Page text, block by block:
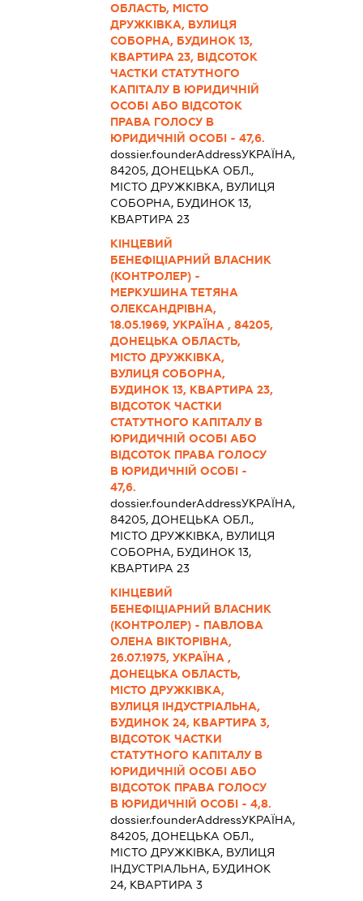
ОБЛАСТЬ, МІСТО
ДРУЖКІВКА, ВУЛИЦЯ
СОБОРНА, БУДИНОК 13,
КВАРТИРА 23, ВІДСОТОК
ЧАСТКИ СТАТУТНОГО
КАПІТАЛУ В ЮРИДИЧНІЙ
ОСОБІ АБО ВІДСОТОК
ПРАВА ГОЛОСУ В
ЮРИДИЧНІЙ ОСОБІ - 47,6.
dossier.founderAddressУКРАЇНА,
84205, ДОНЕЦЬКА ОБЛ.,
МІСТО ДРУЖКІВКА, ВУЛИЦЯ
СОБОРНА, БУДИНОК 13,
КВАРТИРА 23
КІНЦЕВИЙ
БЕНЕФІЦІАРНИЙ ВЛАСНИК
(КОНТРОЛЕР) -
МЕРКУШИНА ТЕТЯНА
ОЛЕКСАНДРІВНА,
18.05.1969, УКРАЇНА , 84205,
ДОНЕЦЬКА ОБЛАСТЬ,
МІСТО ДРУЖКІВКА,
ВУЛИЦЯ СОБОРНА,
БУДИНОК 13, КВАРТИРА 23,
ВІДСОТОК ЧАСТКИ
СТАТУТНОГО КАПІТАЛУ В
ЮРИДИЧНІЙ ОСОБІ АБО
ВІДСОТОК ПРАВА ГОЛОСУ
В ЮРИДИЧНІЙ ОСОБІ -
47,6.
dossier.founderAddressУКРАЇНА,
84205, ДОНЕЦЬКА ОБЛ.,
МІСТО ДРУЖКІВКА, ВУЛИЦЯ
СОБОРНА, БУДИНОК 13,
КВАРТИРА 23
КІНЦЕВИЙ
БЕНЕФІЦІАРНИЙ ВЛАСНИК
(КОНТРОЛЕР) - ПАВЛОВА
ОЛЕНА ВІКТОРІВНА,
26.07.1975, УКРАЇНА ,
ДОНЕЦЬКА ОБЛАСТЬ,
МІСТО ДРУЖКІВКА,
ВУЛИЦЯ ІНДУСТРІАЛЬНА,
БУДИНОК 24, КВАРТИРА 3,
ВІДСОТОК ЧАСТКИ
СТАТУТНОГО КАПІТАЛУ В
ЮРИДИЧНІЙ ОСОБІ АБО
ВІДСОТОК ПРАВА ГОЛОСУ
В ЮРИДИЧНІЙ ОСОБІ - 4,8.
dossier.founderAddressУКРАЇНА,
84205, ДОНЕЦЬКА ОБЛ.,
МІСТО ДРУЖКІВКА, ВУЛИЦЯ
ІНДУСТРІАЛЬНА, БУДИНОК
24, КВАРТИРА 3